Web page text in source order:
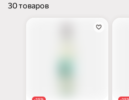
30 товаров